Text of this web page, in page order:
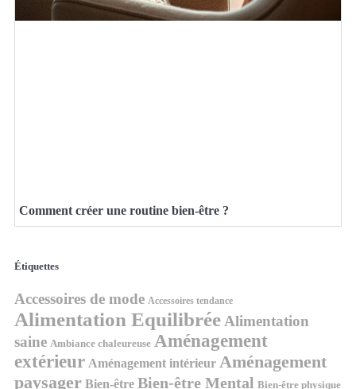
Comment créer une routine bien-être ?
Étiquettes
Accessoires de mode Accessoires tendance
Alimentation Equilibrée Alimentation
saine Ambiance chaleureuse Aménagement
extérieur Aménagement intérieur Aménagement
paysager Bien-être Bien-être Mental Bien-être physique